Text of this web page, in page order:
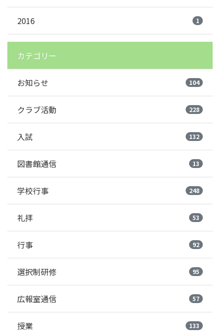
2016 1
カテゴリー
お知らせ 104
クラブ活動 228
入試 132
図書館通信 13
学校行事 248
礼拝 53
行事 92
選択制研修 95
広報室通信 57
授業 133